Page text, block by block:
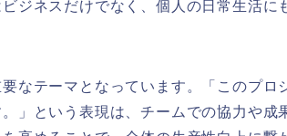
ジネスだけでなく、個人の日常生活に
なテーマとなっています。「このプロ
」という表現は、チームでの協力や成